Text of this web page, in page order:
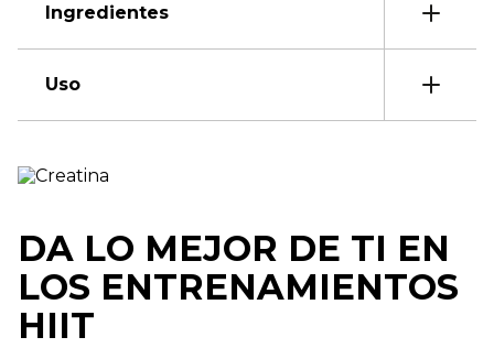
Ingredientes
Uso
DA LO MEJOR DE TI EN
LOS ENTRENAMIENTOS
HIIT